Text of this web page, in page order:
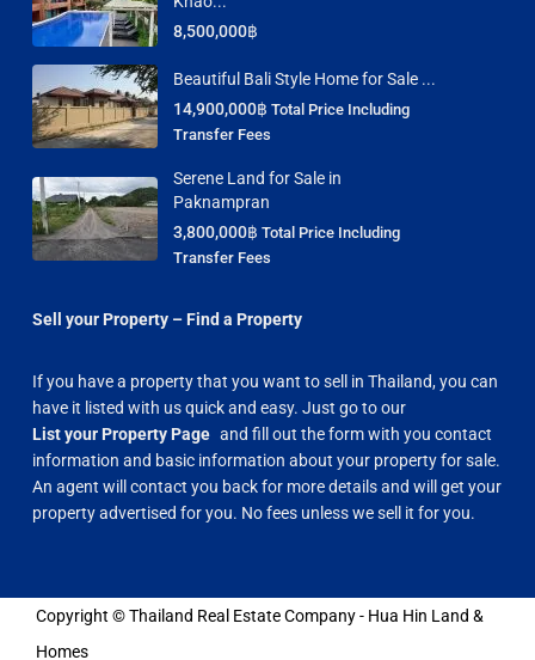
8,500,000฿
Beautiful Bali Style Home for Sale ...
14,900,000฿ Total Price Including
Transfer Fees
Serene Land for Sale in
Paknampran
3,800,000฿ Total Price Including
Transfer Fees
Sell your Property – Find a Property
If you have a property that you want to sell in Thailand, you can
have it listed with us quick and easy. Just go to our
List your Property Page and fill out the form with you contact
information and basic information about your property for sale.
An agent will contact you back for more details and will get your
property advertised for you. No fees unless we sell it for you.
Copyright © Thailand Real Estate Company - Hua Hin Land &
Homes